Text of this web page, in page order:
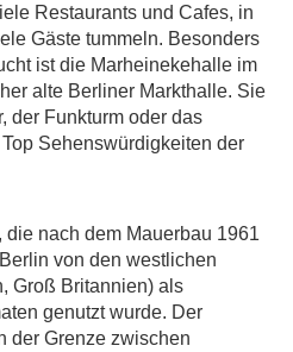
Restaurants und Cafes, in
Gäste tummeln. Besonders
ist die Marheinekehalle im
alte Berliner Markthalle. Sie
der Funkturm oder das
Sehenswürdigkeiten der
nach dem Mauerbau 1961
von den westlichen
Groß Britannien) als
genutzt wurde. Der
der Grenze zwischen